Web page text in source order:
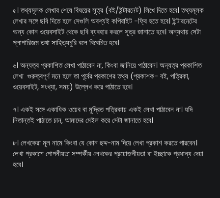
৫। তথ্যমূলক লেখার শেষে বিষয়ের সূত্র (বই/ইন্টারনেট) লিখে দিতে হবে। তথ্যমূলক
লেখার সঙ্গে ছবি দিতে হলে সেগুলি অবশ্যই কপিরাইট -ফ্রি হতে হবে। ইন্টারনেটের
অন্য কোন ওয়েবসাইট থেকে ছবি ব্যবহার করলে সূত্র জানাতে হবে। অন্যথায় সেটা
প্লাগারিজম তথা সাহিত্যচুরি বলে বিবেচিত হবে।
৬। অন্যত্র প্রকাশিত লেখা পাঠাবেন না, কিংবা জানিয়ে পাঠাবেন। অন্যত্র প্রকাশিত
লেখা গুরুত্বপূর্ণ মনে হলে তা পূর্বের প্রকাশের তথ্য (প্রকাশক- বই, পত্রিকা,
ওয়েবসাইট, সংখ্যা, সময়) উল্লেখ করে পাঠাতে হবে।
৭। একই সঙ্গে একাধিক ওয়েব বা মুদ্রিত পত্রিকায় একই লেখা পাঠাবেন না। যদি
নিতান্তই পাঠাতে চান, আমাদের মেইল করে সেটা জানাতে হবে।
৮। লেখকেরা মূল নামে কিংবা যে কোন ছদ্দ-নাম দিয়ে লেখা প্রকাশ করতে পারবেন।
লেখা প্রকাশে গোপনীয়তা সম্পর্কীয় লেখকের প্রয়োজনীয়তা বা ইচ্ছাকে প্রধান্য দেয়া
হবে।